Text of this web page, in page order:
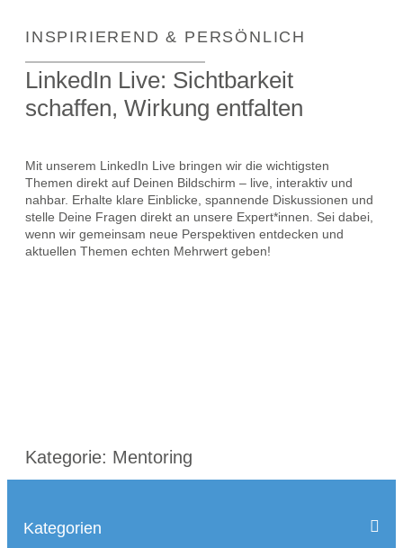
INSPIRIEREND & PERSÖNLICH
LinkedIn Live: Sichtbarkeit
schaffen, Wirkung entfalten
Mit unserem LinkedIn Live bringen wir die wichtigsten
Themen direkt auf Deinen Bildschirm – live, interaktiv und
nahbar. Erhalte klare Einblicke, spannende Diskussionen und
stelle Deine Fragen direkt an unsere Expert*innen. Sei dabei,
wenn wir gemeinsam neue Perspektiven entdecken und
aktuellen Themen echten Mehrwert geben!
Kategorie: Mentoring
Kategorien